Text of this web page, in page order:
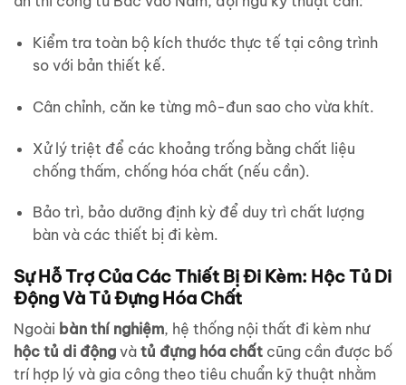
Kiểm tra toàn bộ kích thước thực tế tại công trình
so với bản thiết kế.
Cân chỉnh, căn ke từng mô-đun sao cho vừa khít.
Xử lý triệt để các khoảng trống bằng chất liệu
chống thấm, chống hóa chất (nếu cần).
Bảo trì, bảo dưỡng định kỳ để duy trì chất lượng
bàn và các thiết bị đi kèm.
Sự Hỗ Trợ Của Các Thiết Bị Đi Kèm: Hộc Tủ Di
Động Và Tủ Đựng Hóa Chất
Ngoài bàn thí nghiệm, hệ thống nội thất đi kèm như
hộc tủ di động và tủ đựng hóa chất cũng cần được bố
trí hợp lý và gia công theo tiêu chuẩn kỹ thuật nhằm